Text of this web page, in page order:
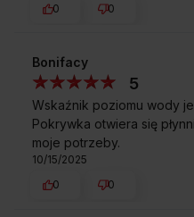
nie musisz już
Konstrukcja
stabilność
po powierzchni -
Schowek na
Podstawa w
zaprojektowana
Quick&Clean
Najczęściej
0
0
Bonifacy
5
Wskaźnik poziomu wody
Pokrywka otwiera się
moje potrzeby.
10/15/2025
0
0